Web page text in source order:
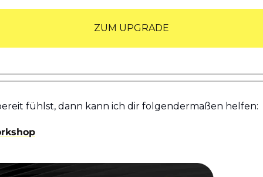
ZUM UPGRADE
fühlst, dann kann ich dir folgendermaßen helfen: